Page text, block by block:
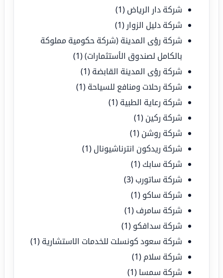
شركة دار الرياض (1)
شركة دليل الزوار (1)
شركة رؤى المدينة (شركة حكومية مملوكة
بالكامل لصندوق الأستثمارات)(1)
شركة رؤى المدينة القابضة (1)
شركة رحلات ومنافع للسياحة (1)
شركة رعاية الطبية (1)
شركة ركين (1)
شركة روشن (1)
شركة ريدكون انترناشيونال (1)
شركة سابك (1)
شركة ساتورب (3)
شركة ساكو (1)
شركة سامرف (1)
شركة سدافكو (1)
شركة سعود كونسلت للخدمات الاستشارية (1)
شركة سلام (1)
شركة سمسا (1)